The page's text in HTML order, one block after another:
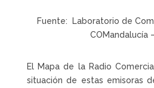
Fuente: Laboratorio de
COMandalucía
El Mapa de la Radio
situación de estas emisoras